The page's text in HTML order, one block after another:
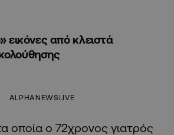
εικόνες από κλειστά
ALPHANEWSLIVE
οποία ο 72χρονος γιατρός